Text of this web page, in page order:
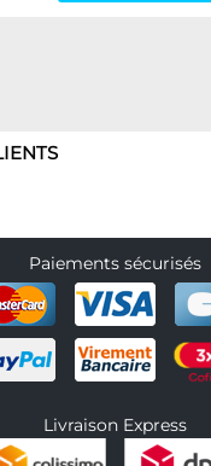
Paiements sécurisés
Livraison Express